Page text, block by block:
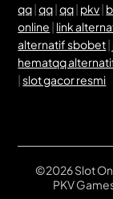
qq|qq|qq| pkv|
online | link
alternatif sbobet|
hematqq
|slot gacor resmi
©2026 Slot
PKV